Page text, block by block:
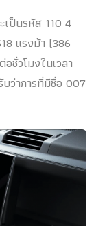
เป็นรหัส 110 4
แรงม้า (386
ชั่วโมงในเวลา
ว่าการที่มีชื่อ 007